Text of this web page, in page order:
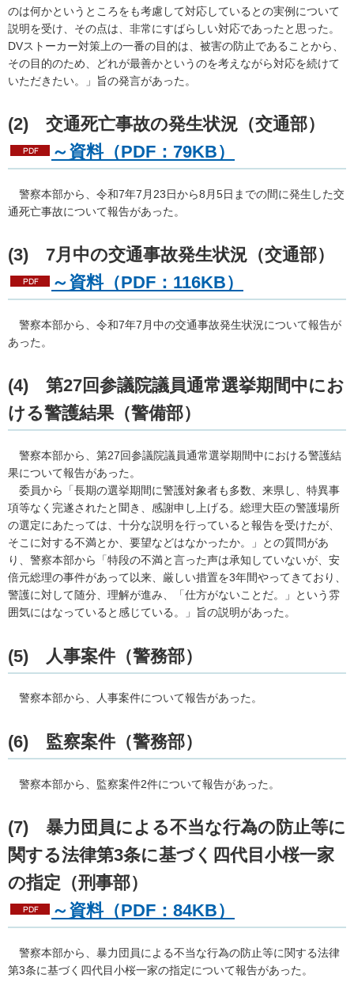
のは何かというところをも考慮して対応しているとの実例について
説明を受け、その点は、非常にすばらしい対応であったと思った。
DVストーカー対策上の一番の目的は、被害の防止であることから、
その目的のため、どれが最善かというのを考えながら対応を続けて
いただきたい。」旨の発言があった。
(2) 交通死亡事故の発生状況（交通部）
～資料（PDF：79KB）
警察本部から、令和7年7月23日から8月5日までの間に発生した交
通死亡事故について報告があった。
(3) 7月中の交通事故発生状況（交通部）
～資料（PDF：116KB）
警察本部から、令和7年7月中の交通事故発生状況について報告が
あった。
(4) 第27回参議院議員通常選挙期間中にお
ける警護結果（警備部）
警察本部から、第27回参議院議員通常選挙期間中における警護結
果について報告があった。
委員から「長期の選挙期間に警護対象者も多数、来県し、特異事
項等なく完遂されたと聞き、感謝申し上げる。総理大臣の警護場所
の選定にあたっては、十分な説明を行っていると報告を受けたが、
そこに対する不満とか、要望などはなかったか。」との質問があ
り、警察本部から「特段の不満と言った声は承知していないが、安
倍元総理の事件があって以来、厳しい措置を3年間やってきており、
警護に対して随分、理解が進み、「仕方がないことだ。」という雰
囲気にはなっていると感じている。」旨の説明があった。
(5) 人事案件（警務部）
警察本部から、人事案件について報告があった。
(6) 監察案件（警務部）
警察本部から、監察案件2件について報告があった。
(7) 暴力団員による不当な行為の防止等に
関する法律第3条に基づく四代目小桜一家
の指定（刑事部）
～資料（PDF：84KB）
警察本部から、暴力団員による不当な行為の防止等に関する法律
第3条に基づく四代目小桜一家の指定について報告があった。